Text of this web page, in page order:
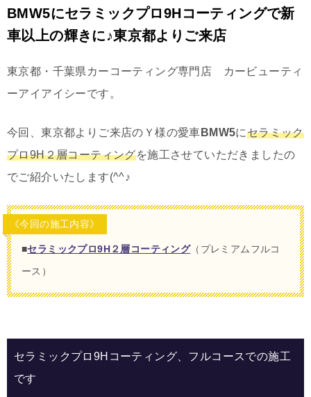
BMW5にセラミックプロ9Hコーティングで新
車以上の輝きに♪東京都よりご来店
東京都・千葉県カーコーティング専門店 カービューティ
ーアイアイシーです。
今回、東京都よりご来店のＹ様の愛車 BMW5にセラミック
プロ9H２層コーティングを施工させていただきましたの
でご紹介いたします(^^♪
《今回の施工内容》
■セラミックプロ9H２層コーティング（プレミアムフルコ
ース）
セラミックプロ9Hコーティング、フルコースでの施工
です